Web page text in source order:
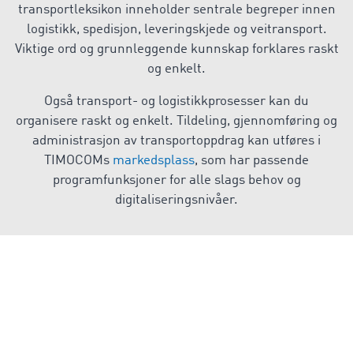
transportleksikon inneholder sentrale begreper innen
logistikk, spedisjon, leveringskjede og veitransport.
Viktige ord og grunnleggende kunnskap forklares raskt
og enkelt.
Også transport- og logistikkprosesser kan du
organisere raskt og enkelt. Tildeling, gjennomføring og
administrasjon av transportoppdrag kan utføres i
TIMOCOMs markedsplass, som har passende
programfunksjoner for alle slags behov og
digitaliseringsnivåer.